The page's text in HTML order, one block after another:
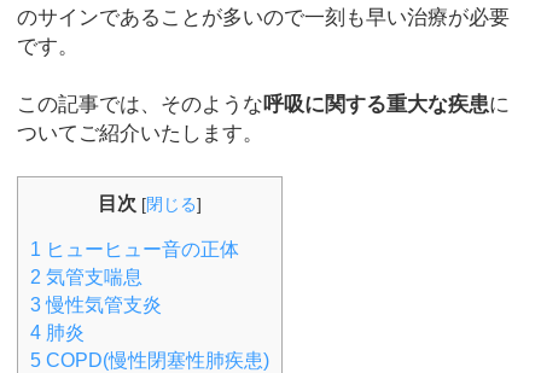
のサインであることが多いので一刻も早い治療が必要
です。
この記事では、そのような呼吸に関する重大な疾患に
ついてご紹介いたします。
目次 [閉じる]
1 ヒューヒュー音の正体
2 気管支喘息
3慢性気管支炎
4 肺炎
5 COPD(慢性閉塞性肺疾患)